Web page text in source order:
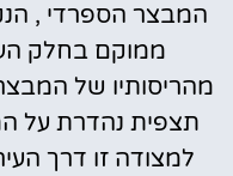
ממוקם בחלק
מהריסותיו של
תצפית נהדרת על
למצודה זו דרך